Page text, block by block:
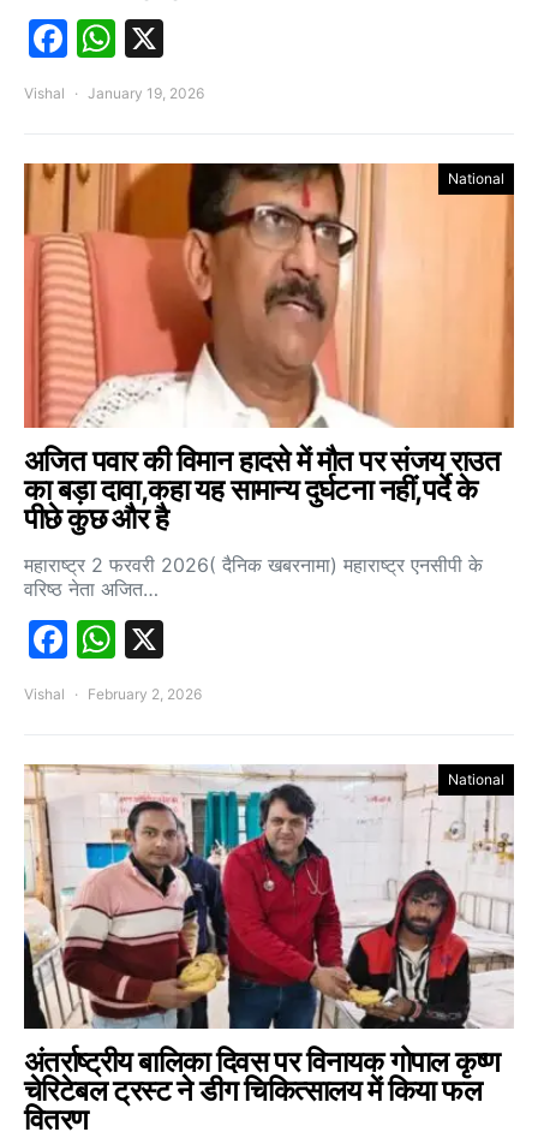
Facebook
WhatsApp
Vishal January 19, 2026
National
अजित पवार की विमान हादसे में मौत पर संजय राउत
का बड़ा दावा,कहा यह सामान्य दुर्घटना नहीं,पर्दे के
पीछे कुछ और है
महाराष्ट्र 2 फरवरी 2026( दैनिक खबरनामा) महाराष्ट्र एनसीपी के
वरिष्ठ नेता अजित…
Facebook
WhatsApp
Vishal February 2, 2026
National
अंतर्राष्ट्रीय बालिका दिवस पर विनायक गोपाल कृष्ण
चेरिटेबल ट्रस्ट ने डीग चिकित्सालय में किया फल
वितरण